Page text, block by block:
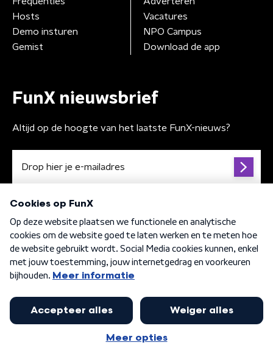
Hosts
Demo insturen
Gemist
Vacatures
NPO Campus
Download de app
FunX nieuwsbrief
Altijd op de hoogte van het laatste FunX-nieuws?
Algemene voorwaarden Privacybeleid